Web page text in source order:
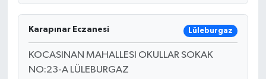
Karapınar Eczanesi Lüleburgaz
KOCASINAN MAHALLESI OKULLAR SOKAK
NO:23-A LÜLEBURGAZ